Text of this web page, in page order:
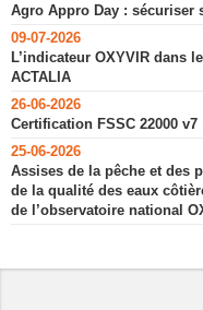
Agro Appro Day : sécuriser
09-07-2026
L’indicateur OXYVIR dans
ACTALIA
26-06-2026
Certification FSSC 22000
25-06-2026
Assises de la pêche et des
de la qualité des eaux
de l’observatoire national